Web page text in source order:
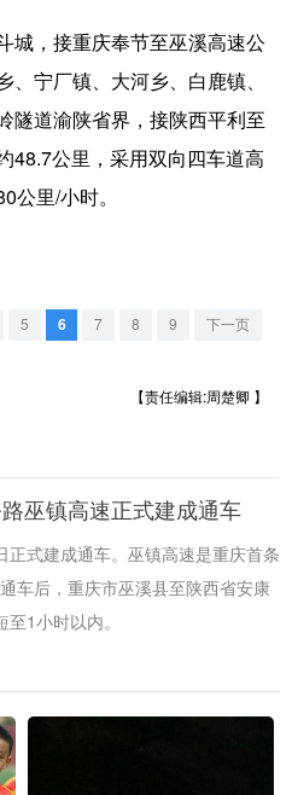
河北 山西
上海 江苏
湖北
青海
日本語 한국어
，接重庆奉节至巫溪高速公
、宁厂镇、大河乡、白鹿镇、
隧道渝陕省界，接陕西平利至
48.7公里，采用双向四车道高
公里/小时。
5 6 7 8 9 下一页
【责任编辑:周楚卿 】
巫镇高速正式建成通车
正式建成通车。巫镇高速是重庆首条
车后，重庆市巫溪县至陕西省安康
1小时以内。